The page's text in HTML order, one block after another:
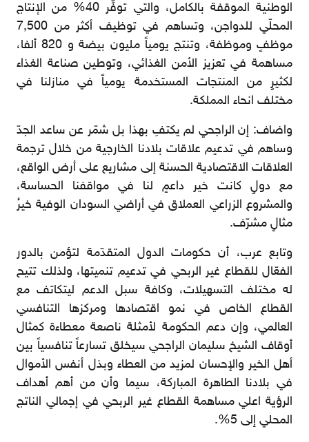
الوطنية الموقفة بالكامل، والتي توفِّر 40% من الإنتاج
المحلّي للدواجن، وتساهم في توظيف أكثر من 7,500
موظفٍ وموظفة، وتنتج يومياً مليون بيضة و 820 ألفا،
مساهمة في تعزيز الأمن الغذائي، وتوطين صناعة الغذاء
لكثيرٍ من المنتجات المستخدمة يومياً في منازلنا في
مختلف انحاء المملكة.
واضاف: إن الراجحي لم يكتفِ بهذا بل شمّر عن ساعد الجدّ
وساهم في تدعيم علاقات بلادنا الخارجية من خلال ترجمة
العلاقات الاقتصادية الحسنة إلى مشاريع على أرض الواقع،
مع دولٍ كانت خير داعمٍ لنا في مواقفنا الحساسة،
والمشروع الزراعي العملاق في أراضي السودان الوفية خيرُ
مثالٍ مشرّف.
وتابع عرب، أن حكومات الدول المتقدّمة لتؤمن بالدور
الفعّال للقطاع غير الربحي في تدعيم تنميتها، ولذلك تتيح
له مختلف التسهيلات، وكافة سبل الدعم ليتكاتف مع
القطاع الخاص في نمو اقتصادها ومركزها التنافسي
العالمي، وإن دعم الحكومة لأمثلة ناصعة معطاءة كمثال
أوقاف الشيخ سليمان الراجحي سيخلق تسارعاً تنافسياً بين
أهل الخير والإحسان لمزيد من العطاء وبذل أنفس الأموال
في بلادنا الطاهرة المباركة، سيما وأن من أهم أهداف
الرؤية اعلي مساهمة القطاع غير الربحي في إجمالي الناتج
المحلي إلى 5%.